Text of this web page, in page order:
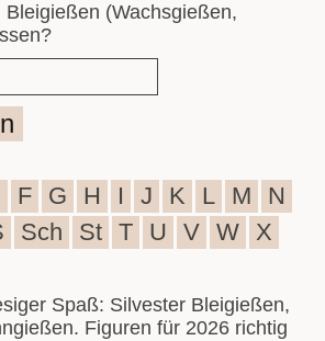
(Wachsgießen,
F G H I J K L M
N
Sch St T U V W X
Spaß: Silvester Bleigießen,
Figuren für 2026 richtig